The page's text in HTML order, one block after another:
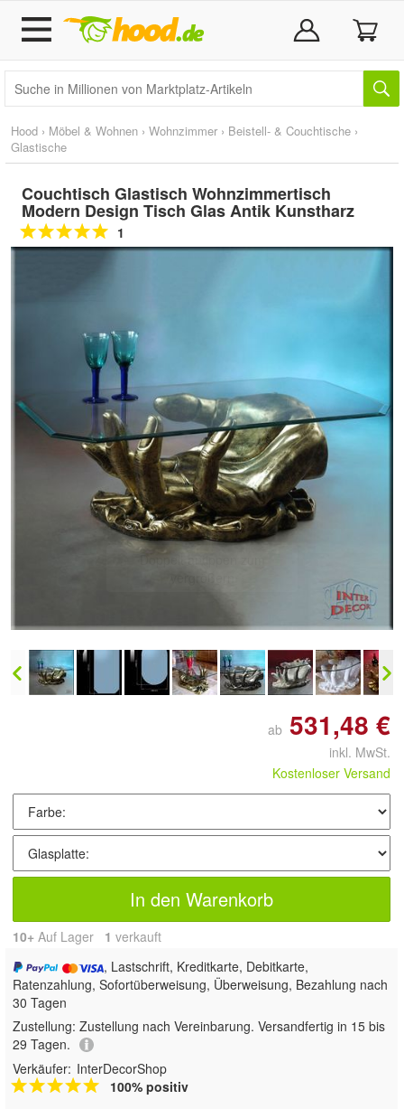
Hood › Möbel & Wohnen › Wohnzimmer › Beistell- & Couchtische ›
Glastische
Couchtisch Glastisch Wohnzimmertisch
Modern Design Tisch Glas Antik Kunstharz
1
Doppelt antippen zum
vergrößern
ab 531,48 €
inkl. MwSt.
Kostenloser Versand
In den Warenkorb
10+ Auf Lager 1 verkauft
, Lastschrift, Kreditkarte, Debitkarte,
Ratenzahlung, Sofortüberweisung, Überweisung, Bezahlung nach
30 Tagen
Zustellung: Zustellung nach Vereinbarung. Versandfertig in 15 bis
29 Tagen.
Verkäufer: InterDecorShop
100% positiv